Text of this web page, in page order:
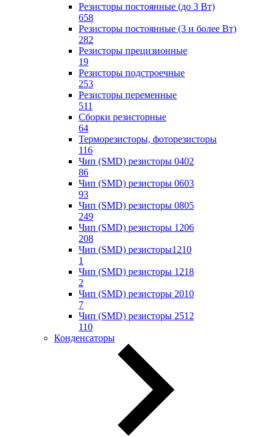
Резисторы постоянные (до 3 Вт)
658
Резисторы постоянные (3 и более Вт)
282
Резисторы прецизионные
19
Резисторы подстроечные
253
Резисторы переменные
511
Сборки резисторные
64
Терморезисторы, фоторезисторы
116
Чип (SMD) резисторы 0402
86
Чип (SMD) резисторы 0603
93
Чип (SMD) резисторы 0805
249
Чип (SMD) резисторы 1206
208
Чип (SMD) резисторы1210
1
Чип (SMD) резисторы 1218
2
Чип (SMD) резисторы 2010
7
Чип (SMD) резисторы 2512
110
Конденсаторы